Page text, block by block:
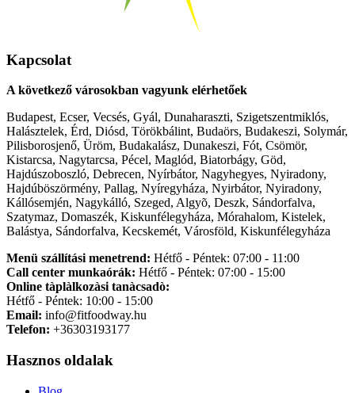
Kapcsolat
A következő városokban vagyunk elérhetőek
Budapest, Ecser, Vecsés, Gyál, Dunaharaszti, Szigetszentmiklós,
Halásztelek, Érd, Diósd, Törökbálint, Budaörs, Budakeszi, Solymár,
Pilisborosjenő, Üröm, Budakalász, Dunakeszi, Fót, Csömör,
Kistarcsa, Nagytarcsa, Pécel, Maglód, Biatorbágy, Göd,
Hajdúszoboszló, Debrecen, Nyírbátor, Nagyhegyes, Nyiradony,
Hajdúböszörmény, Pallag, Nyíregyháza, Nyirbátor, Nyiradony,
Kállósemjén, Nagykálló, Szeged, Algyõ, Deszk, Sándorfalva,
Szatymaz, Domaszék, Kiskunfélegyháza, Mórahalom, Kistelek,
Balástya, Sándorfalva, Kecskemét, Városföld, Kiskunfélegyháza
Menü szállítási menetrend: Hétfő - Péntek: 07:00 - 11:00
Call center munkaórák: Hétfő - Péntek: 07:00 - 15:00
Online tàplàlkozàsi tanàcsadò:
Hétfő - Péntek: 10:00 - 15:00
Email: info@fitfoodway.hu
Telefon: +36303193177
Hasznos oldalak